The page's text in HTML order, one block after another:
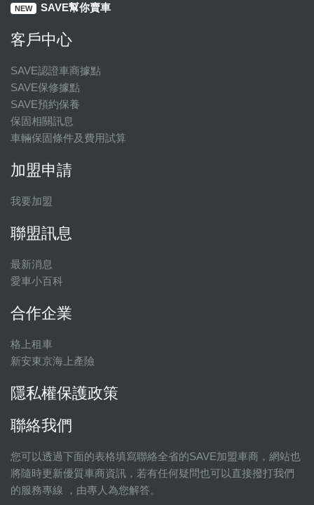
NEW SAVE幫你賣車
客戶中心
SAVE認證車商據點
SAVE保修據點
SAVE預約保養
保固相關訊息
車輛保固條件及費用試算
加盟申請
我要加盟
聯盟訊息
最新消息
愛車小百科
合作企業
格上租車
新安東京海上產險
隱私權保護政策
聯絡我們
您可以透過下面的表格填寫聯絡全省的SAVE加盟車商，網站也
將隨時更新優質車商資訊，若有任何疑問也可以直接撥打我們
的服務專線 ，由專人為您解答。